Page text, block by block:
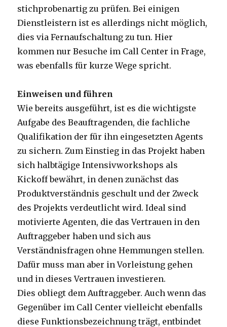
stichprobenartig zu prüfen. Bei einigen
Dienstleistern ist es allerdings nicht möglich,
dies via Fernaufschaltung zu tun. Hier
kommen nur Besuche im Call Center in Frage,
was ebenfalls für kurze Wege spricht.
Einweisen und führen
Wie bereits ausgeführt, ist es die wichtigste
Aufgabe des Beauftragenden, die fachliche
Qualifikation der für ihn eingesetzten Agents
zu sichern. Zum Einstieg in das Projekt haben
sich halbtägige Intensivworkshops als
Kickoff bewährt, in denen zunächst das
Produktverständnis geschult und der Zweck
des Projekts verdeutlicht wird. Ideal sind
motivierte Agenten, die das Vertrauen in den
Auftraggeber haben und sich aus
Verständnisfragen ohne Hemmungen stellen.
Dafür muss man aber in Vorleistung gehen
und in dieses Vertrauen investieren.
Dies obliegt dem Auftraggeber. Auch wenn das
Gegenüber im Call Center vielleicht ebenfalls
diese Funktionsbezeichnung trägt, entbindet